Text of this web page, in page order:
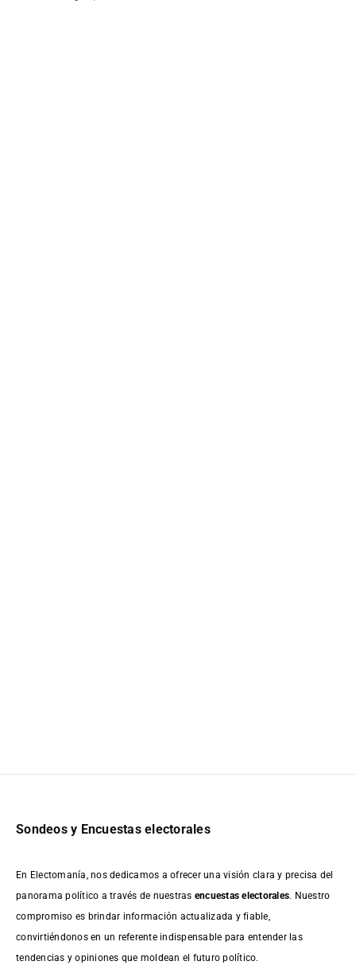
Sondeos y Encuestas electorales
En Electomanía, nos dedicamos a ofrecer una visión clara y precisa del
panorama político a través de nuestras encuestas electorales. Nuestro
compromiso es brindar información actualizada y fiable,
convirtiéndonos en un referente indispensable para entender las
tendencias y opiniones que moldean el futuro político.